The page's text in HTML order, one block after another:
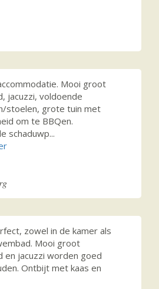
Mooi groot
jacuzzi, voldoende
stoelen, grote tuin met
om te BBQen.
schaduwp...
zowel in de kamer als
Mooi groot
en jacuzzi worden goed
Ontbijt met kaas en